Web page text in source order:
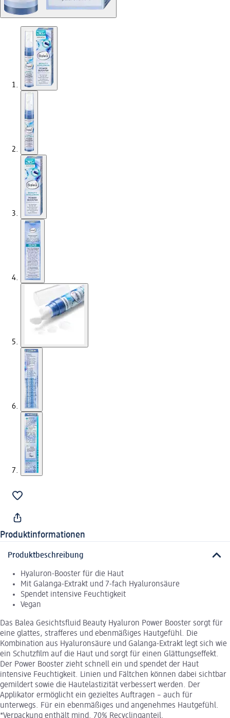
Produktinformationen
Produktbeschreibung
Hyaluron-Booster für die Haut
Mit Galanga-Extrakt und 7-fach Hyaluronsäure
Spendet intensive Feuchtigkeit
Vegan
Das Balea Gesichtsfluid Beauty Hyaluron Power Booster sorgt für
eine glattes, strafferes und ebenmäßiges Hautgefühl. Die
Kombination aus Hyaluronsäure und Galanga-Extrakt legt sich wie
ein Schutzfilm auf die Haut und sorgt für einen Glättungseffekt.
Der Power Booster zieht schnell ein und spendet der Haut
intensive Feuchtigkeit. Linien und Fältchen können dabei sichtbar
gemildert sowie die Hautelastizität verbessert werden. Der
Applikator ermöglicht ein gezieltes Auftragen – auch für
unterwegs. Für ein ebenmäßiges und angenehmes Hautgefühl.
*Verpackung enthält mind. 70% Recyclinganteil.